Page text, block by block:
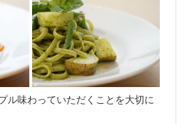
ル味わっていただくことを大切に